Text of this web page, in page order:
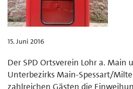
15. Juni 2016
Der SPD Ortsverein Lohr a. Main
Unterbezirks Main-Spessart/
zahlreichen Gästen die